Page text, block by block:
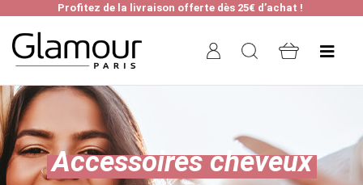
Profitez de la livraison offerte dès 25€ d’achat !
Accessoires cheveux